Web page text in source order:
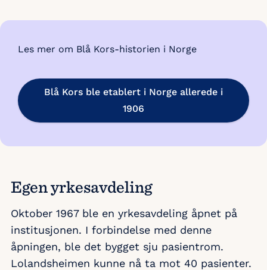
Les mer om Blå Kors-historien i Norge
Blå Kors ble etablert i Norge allerede i
1906
Egen yrkesavdeling
Oktober 1967 ble en yrkesavdeling åpnet på
institusjonen. I forbindelse med denne
åpningen, ble det bygget sju pasientrom.
Lolandsheimen kunne nå ta mot 40 pasienter.